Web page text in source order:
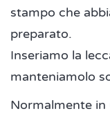
stampo che
preparato.
Inseriamo la
manteniamolo
Normalmente in